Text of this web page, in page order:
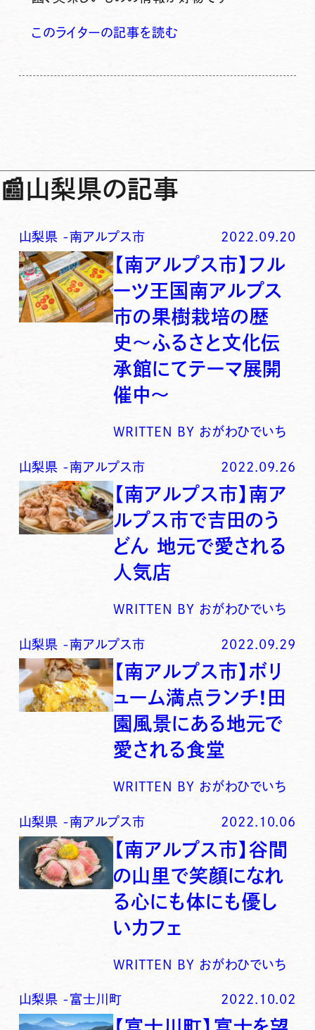
このライターの記事を読む
📰山梨県の記事
山梨県 -南アルプス市 2022.09.20
【南アルプス市】フル
ーツ王国南アルプス
市の果樹栽培の歴
史〜ふるさと文化伝
承館にてテーマ展開
催中〜
WRITTEN BY おがわひでいち
山梨県 -南アルプス市 2022.09.26
【南アルプス市】南ア
ルプス市で吉田のう
どん 地元で愛される
人気店
WRITTEN BY おがわひでいち
山梨県 -南アルプス市 2022.09.29
【南アルプス市】ボリ
ューム満点ランチ！田
園風景にある地元で
愛される食堂
WRITTEN BY おがわひでいち
山梨県 -南アルプス市 2022.10.06
【南アルプス市】谷間
の山里で笑顔になれ
る心にも体にも優し
いカフェ
WRITTEN BY おがわひでいち
山梨県 -富士川町 2022.10.02